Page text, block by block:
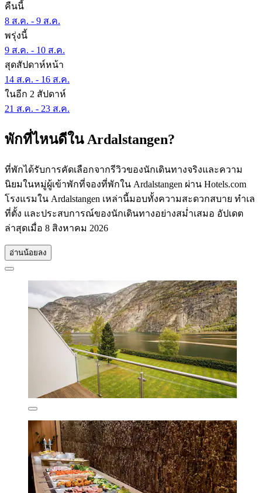
คืนนี้
8 ส.ค. - 9 ส.ค.
พรุ่งนี้
9 ส.ค. - 10 ส.ค.
สุดสัปดาห์หน้า
14 ส.ค. - 16 ส.ค.
ในอีก 2 สัปดาห์
21 ส.ค. - 23 ส.ค.
พักที่ไหนดีใน Ardalstangen?
ที่พักได้รับการคัดเลือกจากรีวิวของนักเดินทางจริงและความ
นิยมในหมู่ผู้เข้าพักที่จองที่พักใน Ardalstangen ผ่าน Hotels.com
โรงแรมใน Ardalstangen เหล่านี้มอบทั้งความสะดวกสบาย ทำเล
ที่ตั้ง และประสบการณ์ของนักเดินทางอย่างสม่ำเสมอ อัปเดต
ล่าสุดเมื่อ 8 สิงหาคม 2026
อ่านน้อยลง